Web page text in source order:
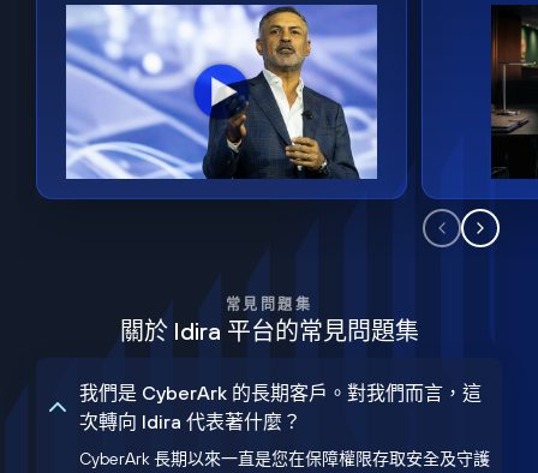
常見問題集
關於 Idira 平台的常見問題集
我們是 CyberArk 的長期客戶。對我們而言，這
次轉向 Idira 代表著什麼？
CyberArk 長期以來一直是您在保障權限存取安全及守護